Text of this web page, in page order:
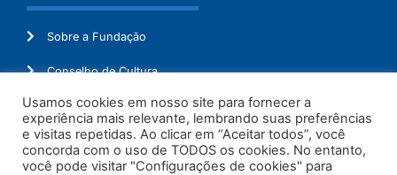
Sobre a Fundação
Conselho de Cultura
Mapeamento Cultural
Transparência
Usamos cookies em nosso site para fornecer a
experiência mais relevante, lembrando suas preferências
e visitas repetidas. Ao clicar em “Aceitar todos”, você
concorda com o uso de TODOS os cookies. No entanto,
você pode visitar "Configurações de cookies" para